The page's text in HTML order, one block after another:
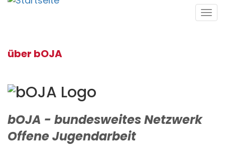
Direkt
über bOJA
bOJA - bundesweites Netzwerk
Offene Jugendarbeit